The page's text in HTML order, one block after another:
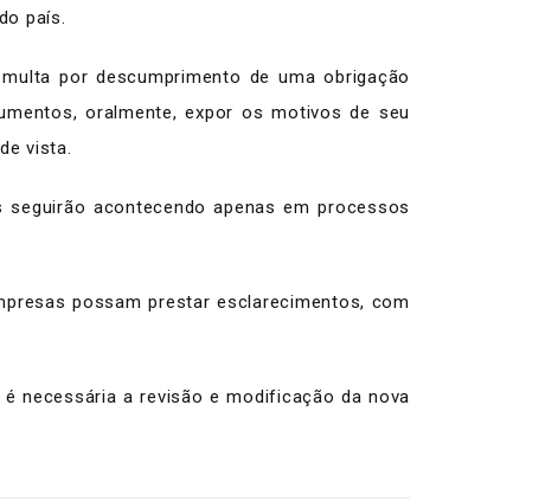
país.
por descumprimento de uma obrigação
oralmente, expor os motivos de seu
vista.
acontecendo apenas em processos
possam prestar esclarecimentos, com
necessária a revisão e modificação da nova